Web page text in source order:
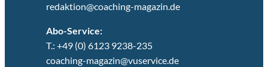
redaktion@coaching-magazin.de
Abo-Service:
T.: +49 (0) 6123 9238-235
coaching-magazin@vuservice.de